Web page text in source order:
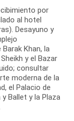
por
al hotel
Desayuno y
Khan, la
y el Bazar
consultar
moderna de la
el Palacio de
Ballet y la Plaza